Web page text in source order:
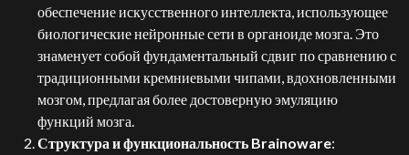
обеспечение искусственного интеллекта, использующее
биологические нейронные сети в органоиде мозга. Это
знаменует собой фундаментальный сдвиг по сравнению с
традиционными кремниевыми чипами, вдохновленными
мозгом, предлагая более достоверную эмуляцию
функций мозга.
Структура и функциональность Brainoware: